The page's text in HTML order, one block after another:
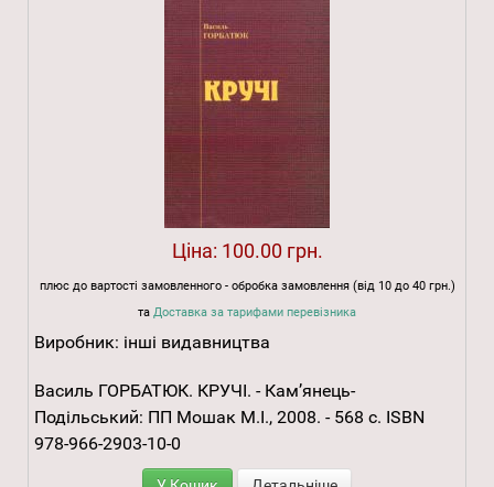
Ціна: 100.00 грн.
плюс до вартості замовленного - обробка замовлення (від 10 до 40 грн.)
та Доставка за тарифами перевізника
Виробник: інші видавництва
Василь ГОРБАТЮК. КРУЧІ. - Кам’янець-
Подільський: ПП Мошак М.І., 2008. - 568 с. ISBN
978-966-2903-10-0